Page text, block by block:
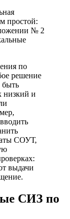
простой:
№ 2
по
решение
быть
низкий и
СОУТ,
выдачи
СИЗ по